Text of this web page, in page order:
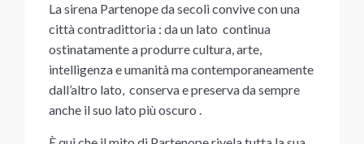
La sirena Partenope da secoli convive con una
città contradittoria : da un lato continua
ostinatamente a produrre cultura, arte,
intelligenza e umanità ma contemporaneamente
dall’altro lato, conserva e preserva da sempre
anche il suo lato più oscuro .